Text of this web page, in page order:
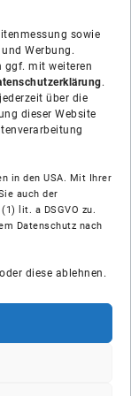
sowie
Werbung.
ggf. mit weiteren
.
über die
dieser Website
in den USA. Mit Ihrer
auch der
lit. a DSGVO zu.
Datenschutz nach
diese ablehnen.